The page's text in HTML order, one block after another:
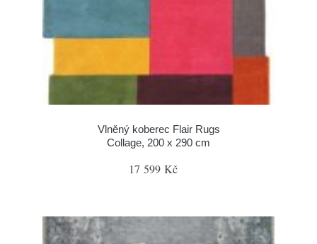
Vlněný koberec Flair Rugs
Collage, 200 x 290 cm
17 599 Kč